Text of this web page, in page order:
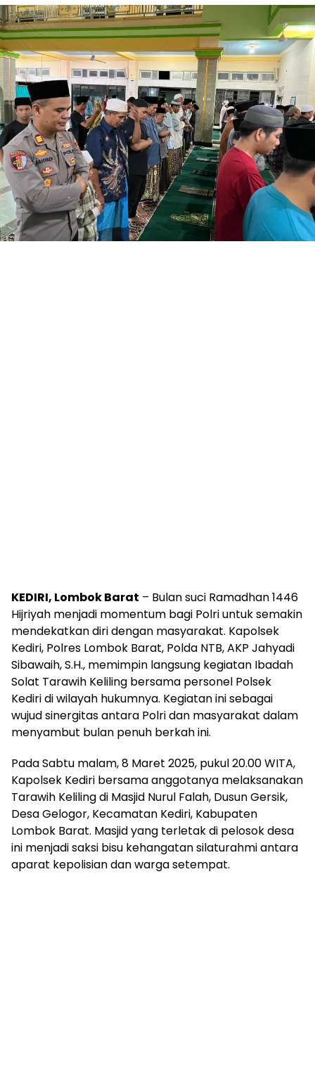
KEDIRI, Lombok Barat – Bulan suci Ramadhan 1446
Hijriyah menjadi momentum bagi Polri untuk semakin
mendekatkan diri dengan masyarakat. Kapolsek
Kediri, Polres Lombok Barat, Polda NTB, AKP Jahyadi
Sibawaih, S.H., memimpin langsung kegiatan Ibadah
Solat Tarawih Keliling bersama personel Polsek
Kediri di wilayah hukumnya. Kegiatan ini sebagai
wujud sinergitas antara Polri dan masyarakat dalam
menyambut bulan penuh berkah ini.
Pada Sabtu malam, 8 Maret 2025, pukul 20.00 WITA,
Kapolsek Kediri bersama anggotanya melaksanakan
Tarawih Keliling di Masjid Nurul Falah, Dusun Gersik,
Desa Gelogor, Kecamatan Kediri, Kabupaten
Lombok Barat. Masjid yang terletak di pelosok desa
ini menjadi saksi bisu kehangatan silaturahmi antara
aparat kepolisian dan warga setempat.